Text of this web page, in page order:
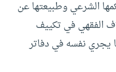
الشرعي وطبيعتها عن
الفقهي في تكييف
يجري نفسه في دفاتر